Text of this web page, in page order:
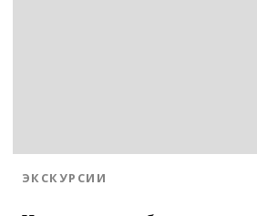
BLOG.CATEGORY
ЭКСКУРСИИ